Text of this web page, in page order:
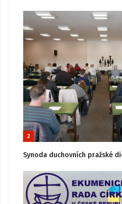
2
Synoda duchovních pražské